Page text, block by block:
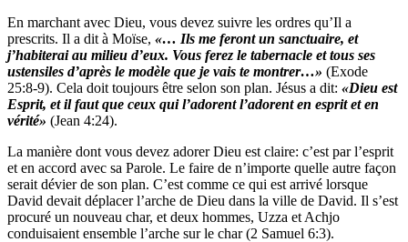
En marchant avec Dieu, vous devez suivre les ordres qu’Il a
prescrits. Il a dit à Moïse, «… Ils me feront un sanctuaire, et
j’habiterai au milieu d’eux. Vous ferez le tabernacle et tous ses
ustensiles d’après le modèle que je vais te montrer…» (Exode
25:8-9). Cela doit toujours être selon son plan. Jésus a dit: «Dieu est
Esprit, et il faut que ceux qui l’adorent l’adorent en esprit et en
vérité» (Jean 4:24).
La manière dont vous devez adorer Dieu est claire: c’est par l’esprit
et en accord avec sa Parole. Le faire de n’importe quelle autre façon
serait dévier de son plan. C’est comme ce qui est arrivé lorsque
David devait déplacer l’arche de Dieu dans la ville de David. Il s’est
procuré un nouveau char, et deux hommes, Uzza et Achjo
conduisaient ensemble l’arche sur le char (2 Samuel 6:3).